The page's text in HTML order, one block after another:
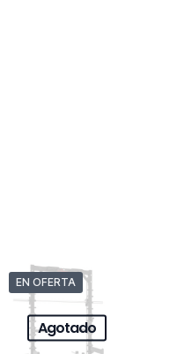
EN OFERTA
Agotado